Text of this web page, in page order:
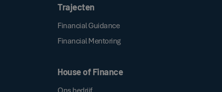
Trajecten
Financial Guidance
Financial Mentoring
House of Finance